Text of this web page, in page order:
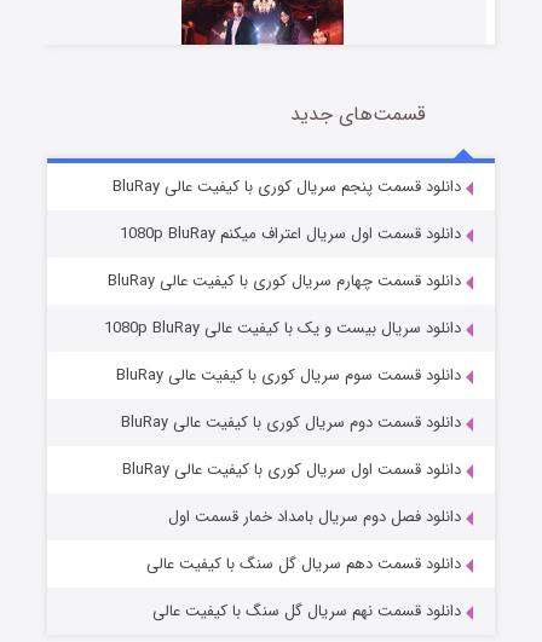
سریال زشت
قسمت5 (زیرنویس) منتشر شد
وستی ها
قسمت1 (زیرنویس) منتشر شد
قسمت‌های جدید
دانلود قسمت پنجم سریال کوری با کیفیت عالی BluRay
دانلود قسمت اول سریال اعتراف میکنم 1080p BluRay
دانلود قسمت چهارم سریال کوری با کیفیت عالی BluRay
دانلود سریال بیست و یک با کیفیت عالی 1080p BluRay
دانلود قسمت سوم سریال کوری با کیفیت عالی BluRay
دانلود قسمت دوم سریال کوری با کیفیت عالی BluRay
دانلود قسمت اول سریال کوری با کیفیت عالی BluRay
دانلود فصل دوم سریال بامداد خمار قسمت اول
دانلود قسمت دهم سریال گل سنگ با کیفیت عالی
دانلود قسمت نهم سریال گل سنگ با کیفیت عالی